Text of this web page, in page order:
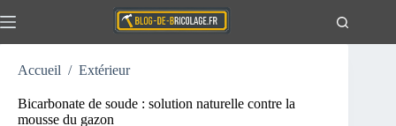
au
Aucun
Actualités
Travaux
Extérieur
Accueil / Extérieur
Bicarbonate de soude : solution naturelle contre la
mousse du gazon